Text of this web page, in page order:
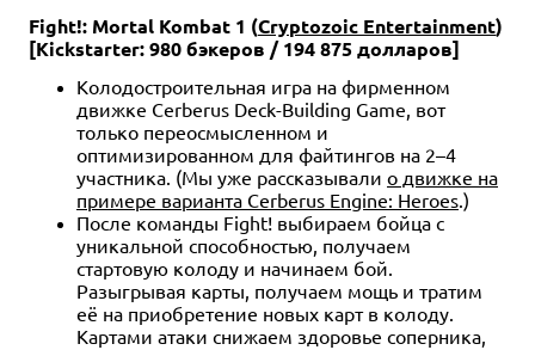
Fight!: Mortal Kombat 1 (Cryptozoic Entertainment)
[Kickstarter: 980 бэкеров / 194 875 долларов]
Колодостроительная игра на фирменном
движке Cerberus Deck-Building Game, вот
только переосмысленном и
оптимизированном для файтингов на 2–4
участника. (Мы уже рассказывали о движке на
примере варианта Cerberus Engine: Heroes .)
После команды Fight! выбираем бойца с
уникальной способностью, получаем
стартовую колоду и начинаем бой.
Разыгрывая карты, получаем мощь и тратим
её на приобретение новых карт в колоду.
Картами атаки снижаем здоровье соперника,